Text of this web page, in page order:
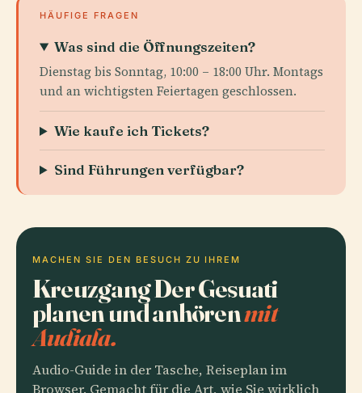
HÄUFIGE FRAGEN
Was sind die Öffnungszeiten?
Dienstag bis Sonntag, 10:00 – 18:00 Uhr. Montags
und an wichtigsten Feiertagen geschlossen.
Wie kaufe ich Tickets?
Sind Führungen verfügbar?
MACHEN SIE DEN BESUCH ZU IHREM
Kreuzgang Der Gesuati
planen und anhörenmit
Audiala.
Audio-Guide in der Tasche, Reiseplan im